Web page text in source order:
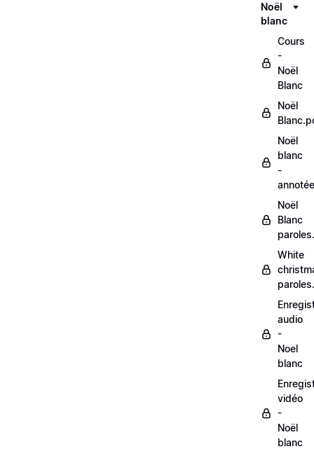
Noël
blanc
Cours
-
Noël
Blanc
Noël
Noël
blanc
-
Noël
Blanc
White
audio
-
Noel
blanc
vidéo
-
Noël
blanc